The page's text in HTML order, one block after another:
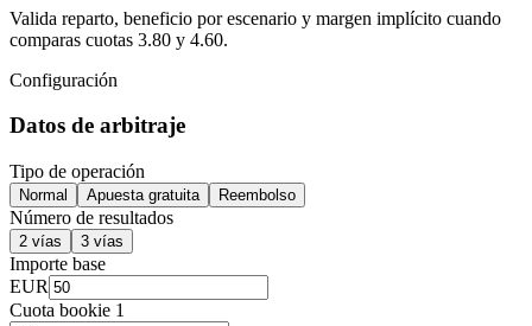
Valida reparto, beneficio por escenario y margen implícito cuando
comparas cuotas 3.80 y 4.60.
Configuración
Datos de arbitraje
Tipo de operación
Normal Apuesta gratuita Reembolso
Número de resultados
2 vías 3 vías
Importe base
EUR
Cuota bookie 1